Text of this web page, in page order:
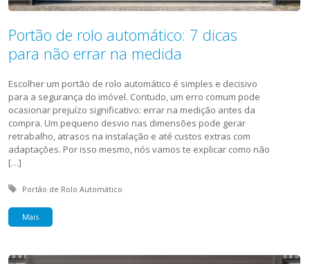
Portão de rolo automático: 7 dicas
para não errar na medida
Escolher um portão de rolo automático é simples e decisivo
para a segurança do imóvel. Contudo, um erro comum pode
ocasionar prejuízo significativo: errar na medição antes da
compra. Um pequeno desvio nas dimensões pode gerar
retrabalho, atrasos na instalação e até custos extras com
adaptações. Por isso mesmo, nós vamos te explicar como não
[…]
Tagged with:
Portão de Rolo Automático
Mais